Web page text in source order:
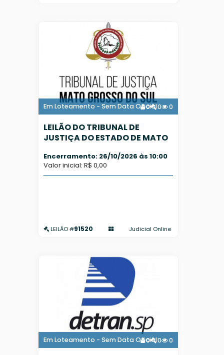
Em Loteamento - Sem Data Oficial
0 0 0
LEILÃO DO TRIBUNAL DE
JUSTIÇA DO ESTADO DE MATO
AGOSTO/2026
Encerramento: 26/10/2026 às 10:00
Valor inicial: R$ 0,00
LEILÃO #91520 Judicial Online
Em Loteamento - Sem Data Oficial
0 0 0